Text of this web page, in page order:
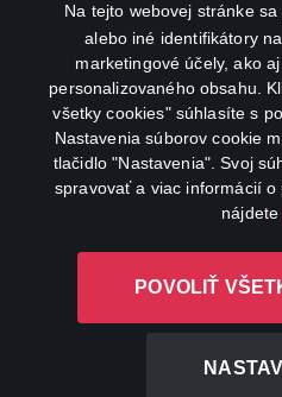
Na tejto webovej stránke
alebo iné identifikátory
marketingové účely, ako
personalizovaného obsahu.
všetky cookies" súhlasíte s
Nastavenia súborov cookie
tlačidlo "Nastavenia". Svoj
spravovať a viac informácií
POVOLIŤ
O aplikácii Canal+
Canal+ Luxembourg S. à r.l. so